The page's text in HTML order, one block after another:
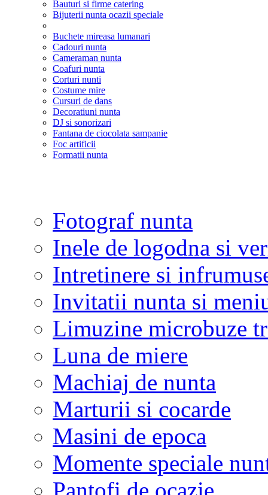
Bauturi si firme catering
Bijuterii nunta ocazii speciale
Buchete mireasa lumanari
Cadouri nunta
Cameraman nunta
Coafuri nunta
Corturi nunti
Costume mire
Cursuri de dans
Decoratiuni nunta
DJ si sonorizari
Fantana de ciocolata sampanie
Foc artificii
Formatii nunta
Fotograf nunta
Inele de logodna si
Intretinere si
Invitatii nunta si
Limuzine microbuze
Luna de miere
Machiaj de nunta
Marturii si cocarde
Masini de epoca
Momente speciale
Pantofi de ocazie